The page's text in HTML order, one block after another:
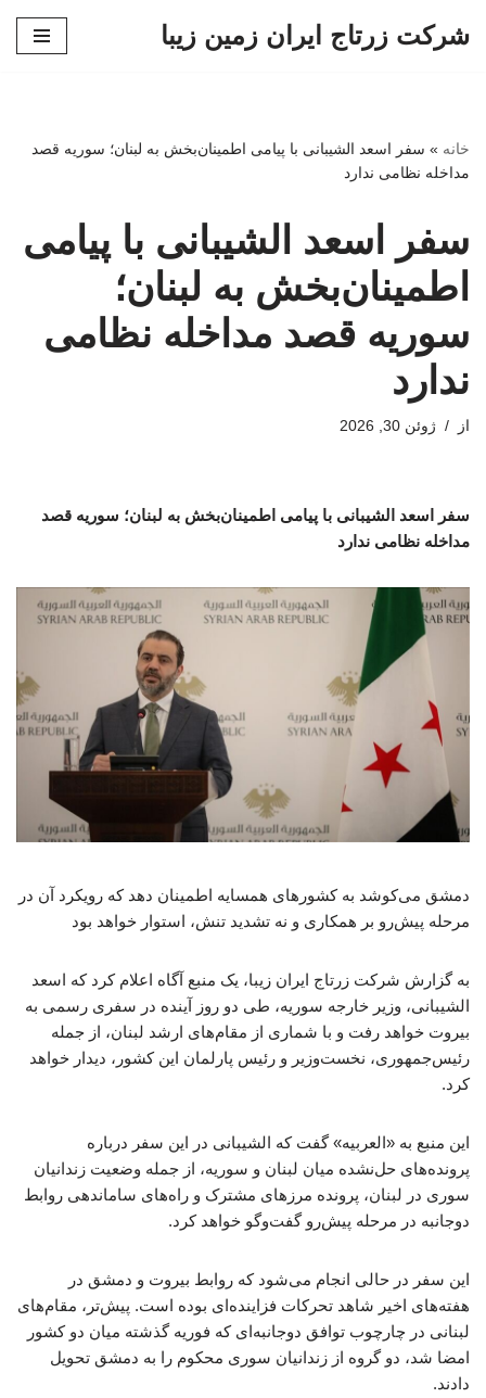
شرکت زرتاج ایران زمین زیبا
خانه » سفر اسعد الشیبانی با پیامی اطمینان‌بخش به لبنان؛ سوریه قصد
مداخله نظامی ندارد
سفر اسعد الشیبانی با پیامی
اطمینان‌بخش به لبنان؛
سوریه قصد مداخله نظامی
ندارد
از ژوئن 30, 2026
سفر اسعد الشیبانی با پیامی اطمینان‌بخش به لبنان؛ سوریه قصد
مداخله نظامی ندارد
دمشق می‌کوشد به کشورهای همسایه اطمینان دهد که رویکرد آن در
مرحله پیش‌رو بر همکاری و نه تشدید تنش، استوار خواهد بود
به گزارش شرکت زرتاج ایران زیبا، یک منبع آگاه اعلام کرد که اسعد
الشیبانی، وزیر خارجه سوریه، طی دو روز آینده در سفری رسمی به
بیروت خواهد رفت و با شماری از مقام‌های ارشد لبنان، از جمله
رئیس‌جمهوری، نخست‌وزیر و رئیس پارلمان این کشور، دیدار خواهد
کرد.
این منبع به «العربیه» گفت که الشیبانی در این سفر درباره
پرونده‌های حل‌نشده میان لبنان و سوریه، از جمله وضعیت زندانیان
سوری در لبنان، پرونده مرزهای مشترک و راه‌های ساماندهی روابط
دوجانبه در مرحله پیش‌رو گفت‌وگو خواهد کرد.
این سفر در حالی انجام می‌شود که روابط بیروت و دمشق در
هفته‌های اخیر شاهد تحرکات فزاینده‌ای بوده است. پیش‌تر، مقام‌های
لبنانی در چارچوب توافق دوجانبه‌ای که فوریه گذشته میان دو کشور
امضا شد، دو گروه از زندانیان سوری محکوم را به دمشق تحویل
دادند.